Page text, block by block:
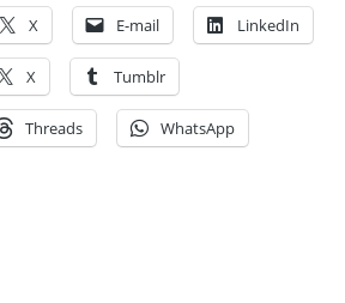
X E-mail LinkedIn
X Tumblr
Threads WhatsApp